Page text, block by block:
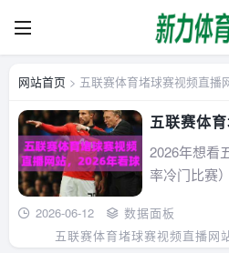
网站首页 > 五联赛体育堵球赛视频直播
五联赛体
2026年看
2026年想看
率冷门比赛
选稳定、低
网站，避开
2026-06-12
数据面板
五联赛体育堵球赛视频直播网